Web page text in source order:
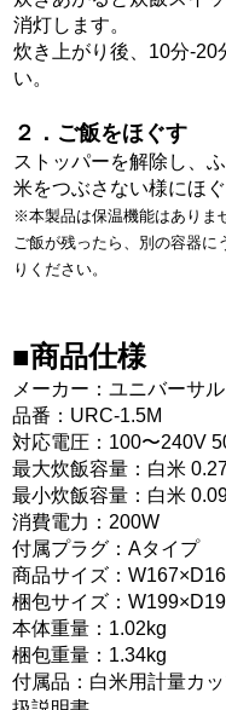
消灯します。
炊き上がり後、10分-20
い。
２．ご飯をほぐす
ストッパーを解除し、
米をつぶさない様にほぐ
※本製品は保温機能はありま
ご飯が残ったら、別の容器に
りください。
■商品仕様
メーカー：ユニバーサ
品番：URC-1.5M
対応電圧：100〜240V
最大炊飯容量：白米
最小炊飯容量：白米
消費電力：200W
付属プラグ：Aタイプ
商品サイズ：
梱包サイズ：
本体重量：1.02kg
梱包重量：1.34kg
付属品：白米用計量カ